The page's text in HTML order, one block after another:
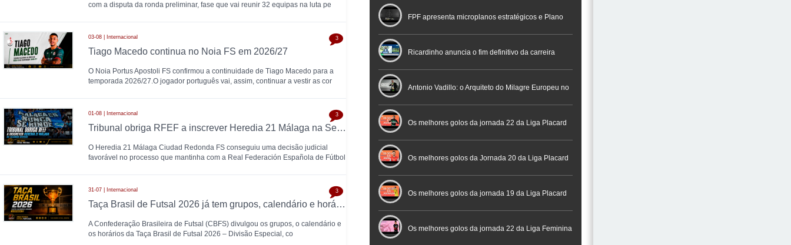
com a disputa da ronda preliminar, fase que vai reunir 32 equipas na luta pe
03-08 | Internacional
Tiago Macedo continua no Noia FS em 2026/27
O Noia Portus Apostoli FS confirmou a continuidade de Tiago Macedo para a
temporada 2026/27.O jogador português vai, assim, continuar a vestir as cor
3
01-08 | Internacional
Tribunal obriga RFEF a inscrever Heredia 21 Málaga na Segunda Divisão
O Heredia 21 Málaga Ciudad Redonda FS conseguiu uma decisão judicial
favorável no processo que mantinha com a Real Federación Española de Fútbol
3
31-07 | Internacional
Taça Brasil de Futsal 2026 já tem grupos, calendário e horários definidos
A Confederação Brasileira de Futsal (CBFS) divulgou os grupos, o calendário e
os horários da Taça Brasil de Futsal 2026 – Divisão Especial, co
3
FPF apresenta microplanos estratégicos e Plano
Nacional de Arbitragem
Ricardinho anuncia o fim definitivo da carreira
profissional em conferência histórica na Cidade do
Futebol
Antonio Vadillo: o Arquiteto do Milagre Europeu no
Futsal | Documentário
Os melhores golos da jornada 22 da Liga Placard
Os melhores golos da Jornada 20 da Liga Placard
Futsal
Os melhores golos da jornada 19 da Liga Placard
Os melhores golos da jornada 22 da Liga Feminina